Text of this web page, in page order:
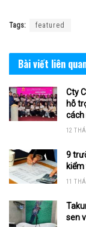
Tags: featured
Bài viết liên
Cty
hỗ
cách
12
9
11
sen